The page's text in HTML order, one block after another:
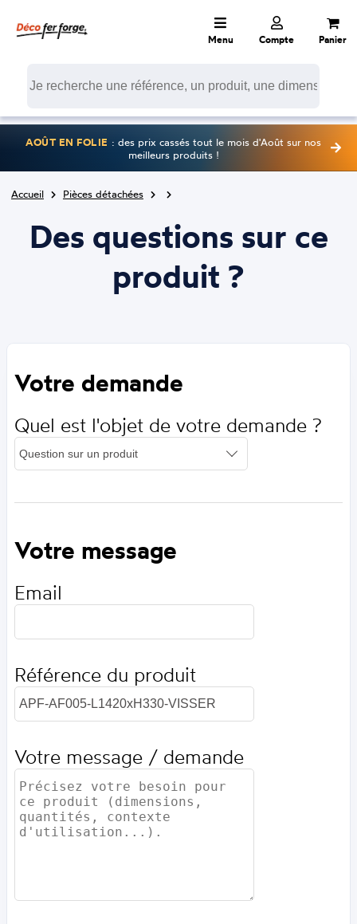
Menu Compte Panier
AOÛT EN FOLIE : des prix cassés tout le mois d'Août sur nos
meilleurs produits !
Accueil Pièces détachées
Des questions sur ce
produit ?
Votre demande
Quel est l'objet de votre demande ?
Votre message
Email
Référence du produit
Votre message / demande